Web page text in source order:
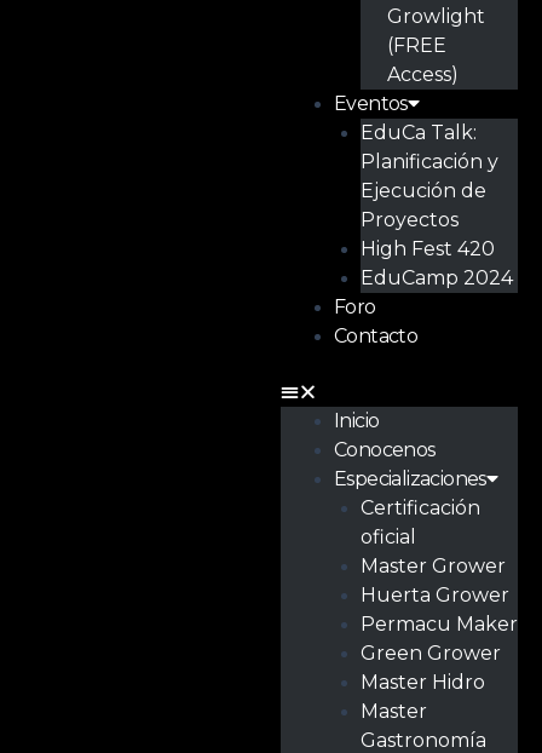
Growlight
(FREE
Access)
Eventos
EduCa Talk:
Planificación y
Ejecución de
Proyectos
High Fest 420
EduCamp 2024
Foro
Contacto
Inicio
Conocenos
Especializaciones
Certificación
oficial
Master Grower
Huerta Grower
Permacu Maker
Green Grower
Master Hidro
Master
Gastronomía